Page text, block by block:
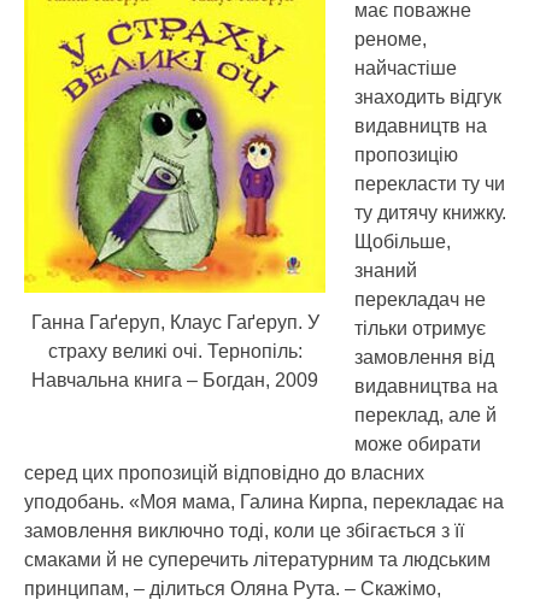
Ганна Гаґеруп, Клаус Гаґеруп. У
страху великі очі. Тернопіль:
Навчальна книга – Богдан, 2009
має поважне
реноме,
найчастіше
знаходить відгук
видавництв на
пропозицію
перекласти ту чи
ту дитячу книжку.
Щобільше,
знаний
перекладач не
тільки отримує
замовлення від
видавництва на
переклад, але й
може обирати
серед цих пропозицій відповідно до власних
уподобань. «Моя мама, Галина Кирпа, перекладає на
замовлення виключно тоді, коли це збігається з її
смаками й не суперечить літературним та людським
принципам, – ділиться Оляна Рута. – Скажімо,